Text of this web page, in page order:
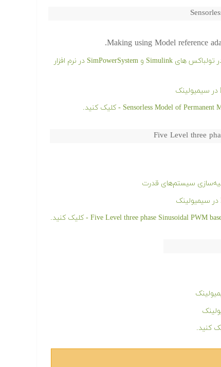
Making using Model reference
فیلم آموزشی شبیه سازی ماشین های الکتریکی در تولباکس های Simulink و SimPowerSystem در نرم افزار
Five Level three